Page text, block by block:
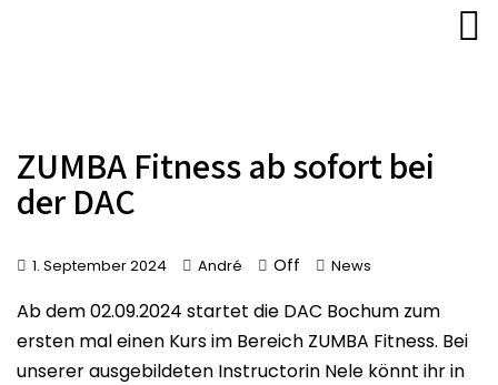
ZUMBA Fitness ab sofort bei
der DAC
1. September 2024 André Off News
Ab dem 02.09.2024 startet die DAC Bochum zum
ersten mal einen Kurs im Bereich ZUMBA Fitness. Bei
unserer ausgebildeten Instructorin Nele könnt ihr in